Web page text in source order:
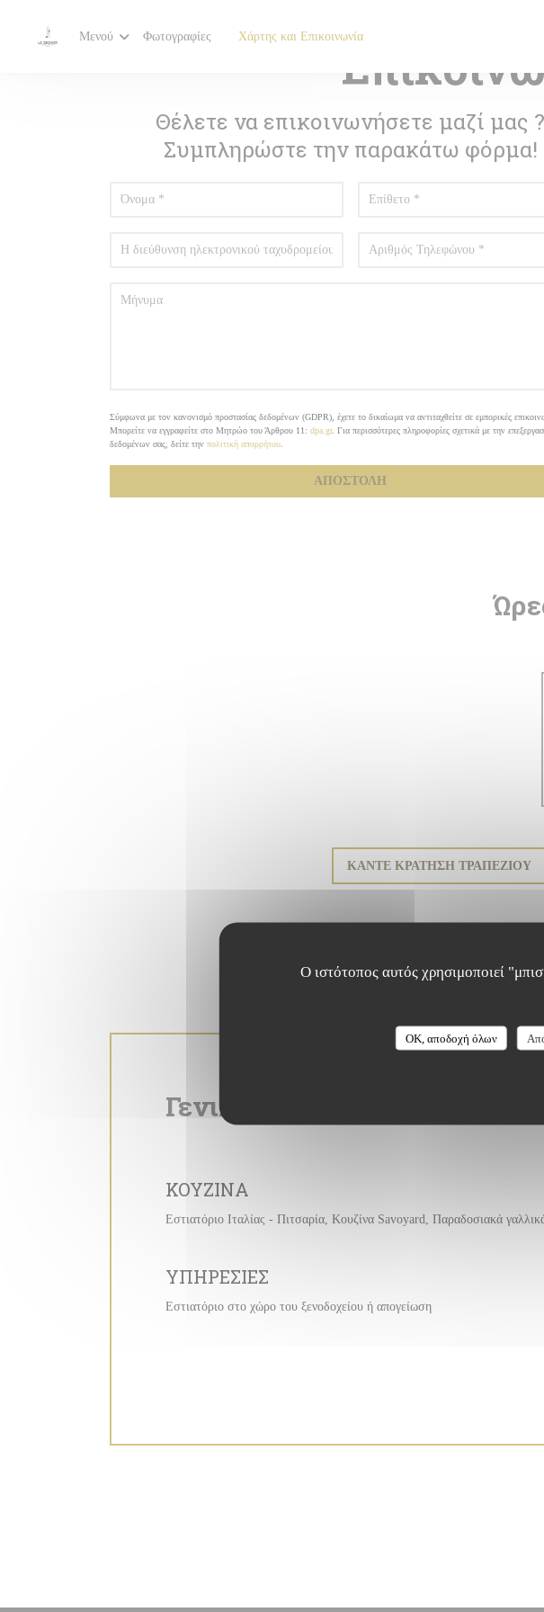
Ο ιστότοπος αυτός χρησιμοποιεί
OK, αποδοχή όλων
Μενού Φωτογραφίες
((ανοίγει σε νέο παράθυρο))
Χάρτης και Επικοινωνία
Θέλετε να επικοινωνήσετε μαζί μας ?
Συμπληρώστε την παρακάτω φόρμα!
Σύμφωνα με τον κανονισμό προστασίας δεδομένων (GDPR), έχετε το δικαίωμα να αντιταχθείτε σε εμπορικές
Μπορείτε να εγγραφείτε στο Μητρώο του Άρθρου 11: dpa.gr. Για περισσότερες πληροφορίες σχετικά με την
δεδομένων σας, δείτε την πολιτική απορρήτου
ΚΆΝΤΕ ΚΡΆΤΗΣΗ ΤΡΑΠΕΖΙΟΎ
Γενικές πληροφορίες
ΚΟΥΖΊΝΑ
Εστιατόριο Ιταλίας - Πιτσαρία, Κουζίνα Savoyard, Παραδοσιακά
ΥΠΗΡΕΣΊΕΣ
Εστιατόριο στο χώρο του ξενοδοχείου ή απογείωση